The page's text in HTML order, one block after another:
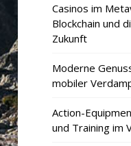
Casinos im
Blockchain und
Zukunft
Moderne
mobiler
Action-
und Training im